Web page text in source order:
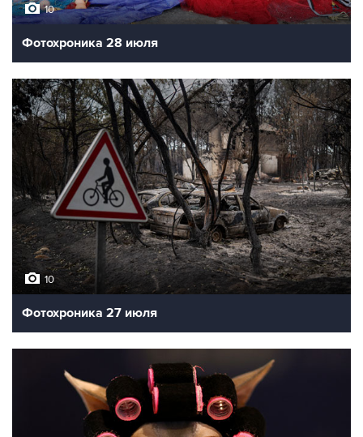
10
Фотохроника 28 июля
10
Фотохроника 27 июля